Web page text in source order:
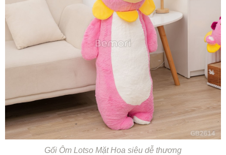
Gối Ôm Lotso Mặt Hoa siêu dễ thương